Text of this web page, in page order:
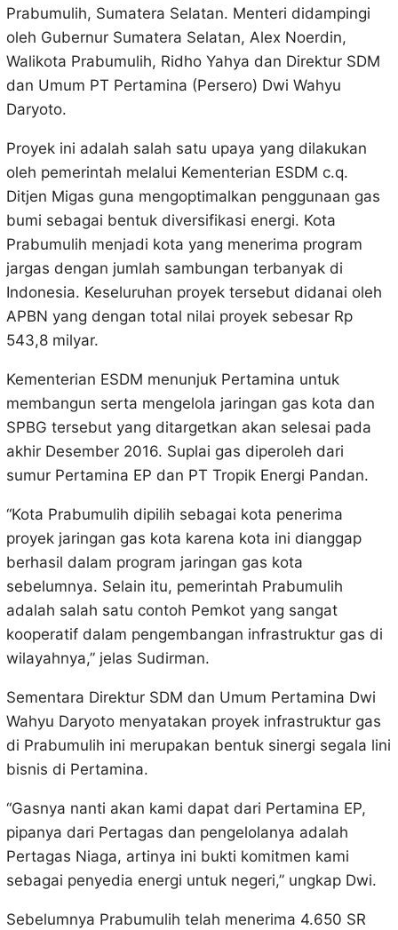
Prabumulih, Sumatera Selatan. Menteri didampingi
oleh Gubernur Sumatera Selatan, Alex Noerdin,
Walikota Prabumulih, Ridho Yahya dan Direktur SDM
dan Umum PT Pertamina (Persero) Dwi Wahyu
Daryoto.
Proyek ini adalah salah satu upaya yang dilakukan
oleh pemerintah melalui Kementerian ESDM c.q.
Ditjen Migas guna mengoptimalkan penggunaan gas
bumi sebagai bentuk diversifikasi energi. Kota
Prabumulih menjadi kota yang menerima program
jargas dengan jumlah sambungan terbanyak di
Indonesia. Keseluruhan proyek tersebut didanai oleh
APBN yang dengan total nilai proyek sebesar Rp
543,8 milyar.
Kementerian ESDM menunjuk Pertamina untuk
membangun serta mengelola jaringan gas kota dan
SPBG tersebut yang ditargetkan akan selesai pada
akhir Desember 2016. Suplai gas diperoleh dari
sumur Pertamina EP dan PT Tropik Energi Pandan.
“Kota Prabumulih dipilih sebagai kota penerima
proyek jaringan gas kota karena kota ini dianggap
berhasil dalam program jaringan gas kota
sebelumnya. Selain itu, pemerintah Prabumulih
adalah salah satu contoh Pemkot yang sangat
kooperatif dalam pengembangan infrastruktur gas di
wilayahnya,” jelas Sudirman.
Sementara Direktur SDM dan Umum Pertamina Dwi
Wahyu Daryoto menyatakan proyek infrastruktur gas
di Prabumulih ini merupakan bentuk sinergi segala lini
bisnis di Pertamina.
“Gasnya nanti akan kami dapat dari Pertamina EP,
pipanya dari Pertagas dan pengelolanya adalah
Pertagas Niaga, artinya ini bukti komitmen kami
sebagai penyedia energi untuk negeri,” ungkap Dwi.
Sebelumnya Prabumulih telah menerima 4.650 SR